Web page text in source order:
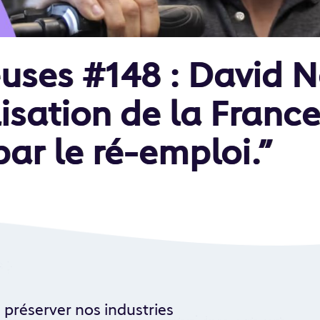
#148 : David
de la
le ré-emploi.”
nos industries